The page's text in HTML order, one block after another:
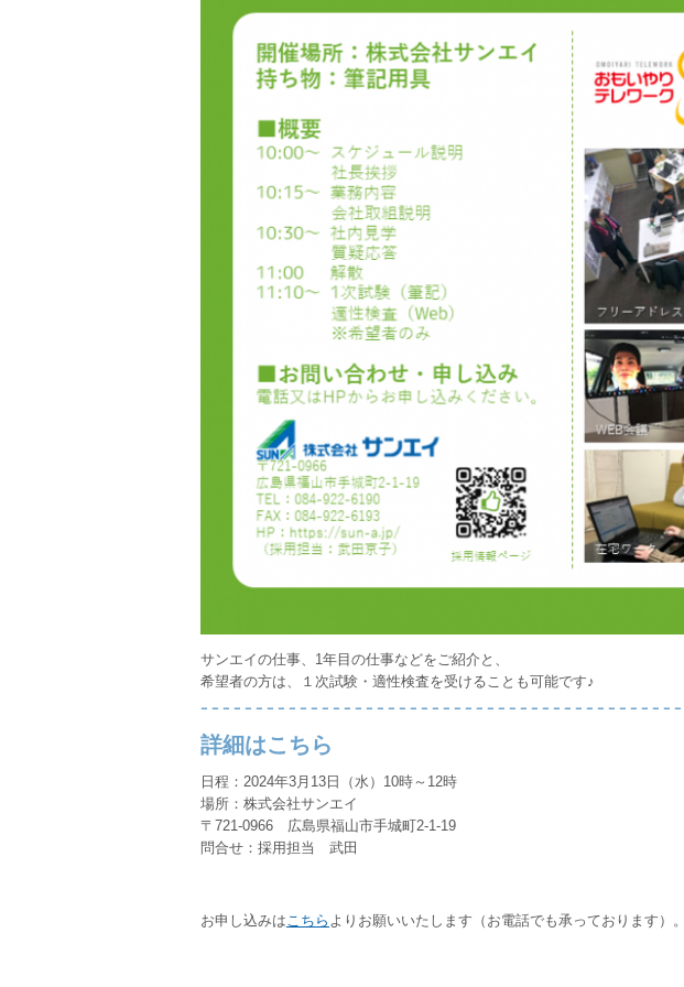
サンエイの仕事、1年目の仕事などをご紹介と、
希望者の方は、１次試験・適性検査を受けることも可能です♪
詳細はこちら
日程：2024年3月13日（水）10時～12時
場所：株式会社サンエイ
〒721-0966 広島県福山市手城町2-1-19
問合せ：採用担当 武田
お申し込みはこちら よりお願いいたします（お電話でも承っております）。